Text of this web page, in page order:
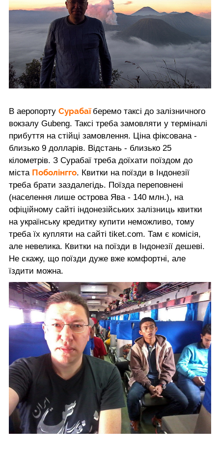
В аеропорту Сурабаї беремо таксі до залізничного
вокзалу Gubeng. Таксі треба замовляти у терміналі
прибуття на стійці замовлення. Ціна фіксована -
близько 9 долларів. Відстань - близько 25
кілометрів. З Сурабаї треба доїхати поїздом до
міста Поболінгго. Квитки на поїзди в Індонезії
треба брати заздалегідь. Поїзда переповнені
(населення лише острова Ява - 140 млн.), на
офіційному сайті індонезійських залізниць квитки
на українську кредитку купити неможливо, тому
треба їх купляти на сайті tiket.com. Там є комісія,
але невелика. Квитки на поїзди в Індонезії дешеві.
Не скажу, що поїзди дуже вже комфортні, але
їздити можна.